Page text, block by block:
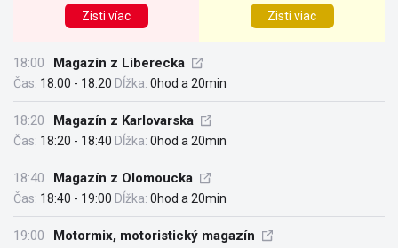
Zisti víac Zisti viac
18:00 Magazín z Liberecka
Čas: 18:00 - 18:20 Dĺžka: 0hod a 20min
18:20 Magazín z Karlovarska
Čas: 18:20 - 18:40 Dĺžka: 0hod a 20min
18:40 Magazín z Olomoucka
Čas: 18:40 - 19:00 Dĺžka: 0hod a 20min
19:00 Motormix, motoristický magazín